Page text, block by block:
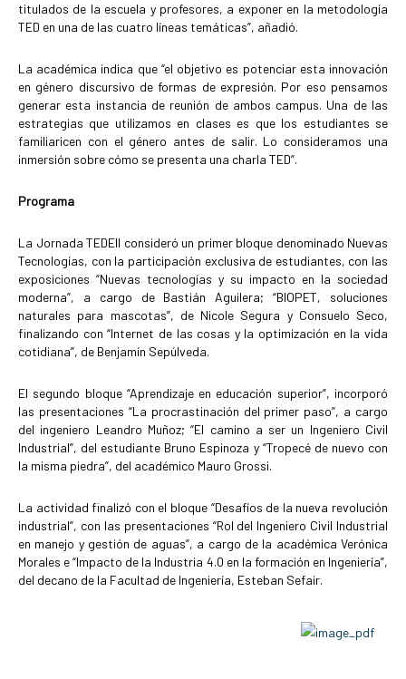
titulados de la escuela y profesores, a exponer en la metodología
TED en una de las cuatro líneas temáticas”, añadió.
La académica indica que “el objetivo es potenciar esta innovación
en género discursivo de formas de expresión. Por eso pensamos
generar esta instancia de reunión de ambos campus. Una de las
estrategias que utilizamos en clases es que los estudiantes se
familiaricen con el género antes de salir. Lo consideramos una
inmersión sobre cómo se presenta una charla TED”.
Programa
La Jornada TEDEII consideró un primer bloque denominado Nuevas
Tecnologías, con la participación exclusiva de estudiantes, con las
exposiciones “Nuevas tecnologías y su impacto en la sociedad
moderna”, a cargo de Bastián Aguilera; “BIOPET, soluciones
naturales para mascotas”, de Nicole Segura y Consuelo Seco,
finalizando con “Internet de las cosas y la optimización en la vida
cotidiana”, de Benjamín Sepúlveda.
El segundo bloque “Aprendizaje en educación superior”, incorporó
las presentaciones “La procrastinación del primer paso”, a cargo
del ingeniero Leandro Muñoz; “El camino a ser un Ingeniero Civil
Industrial”, del estudiante Bruno Espinoza y “Tropecé de nuevo con
la misma piedra”, del académico Mauro Grossi.
La actividad finalizó con el bloque “Desafíos de la nueva revolución
industrial”, con las presentaciones “Rol del Ingeniero Civil Industrial
en manejo y gestión de aguas”, a cargo de la académica Verónica
Morales e “Impacto de la Industria 4.0 en la formación en Ingeniería”,
del decano de la Facultad de Ingeniería, Esteban Sefair.